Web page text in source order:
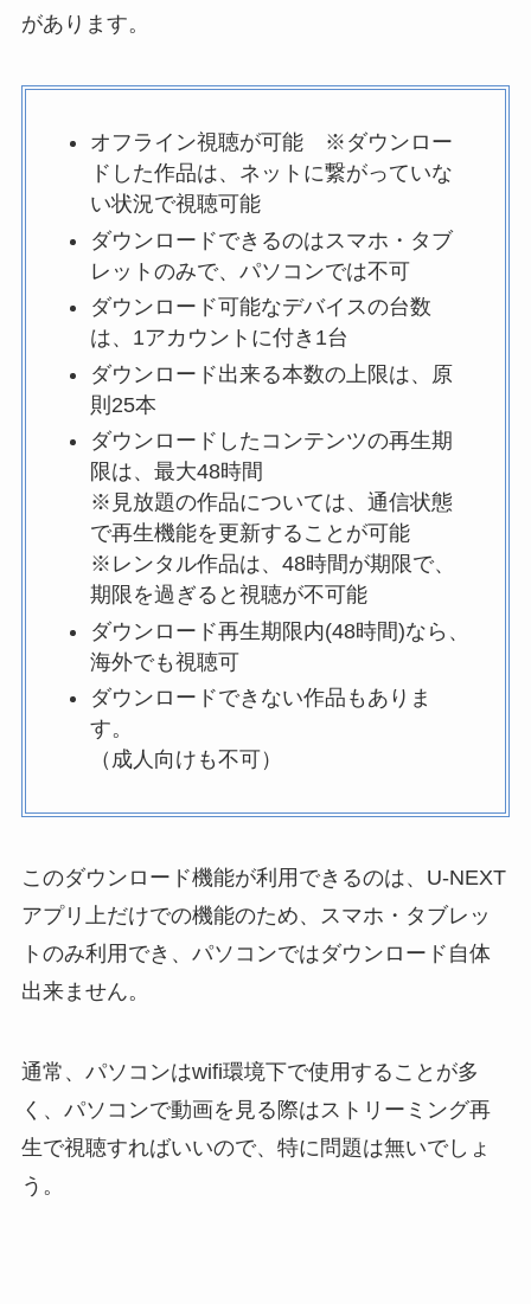
があります。
オフライン視聴が可能 ※ダウンロー
ドした作品は、ネットに繋がっていな
い状況で視聴可能
ダウンロードできるのはスマホ・タブ
レットのみで、パソコンでは不可
ダウンロード可能なデバイスの台数
は、1アカウントに付き1台
ダウンロード出来る本数の上限は、原
則25本
ダウンロードしたコンテンツの再生期
限は、最大48時間
※見放題の作品については、通信状態
で再生機能を更新することが可能
※レンタル作品は、48時間が期限で、
期限を過ぎると視聴が不可能
ダウンロード再生期限内(48時間)なら、
海外でも視聴可
ダウンロードできない作品もありま
す。
（成人向けも不可）
このダウンロード機能が利用できるのは、U-NEXT
アプリ上だけでの機能のため、スマホ・タブレッ
トのみ利用でき、パソコンではダウンロード自体
出来ません。
通常、パソコンはwifi環境下で使用することが多
く、パソコンで動画を見る際はストリーミング再
生で視聴すればいいので、特に問題は無いでしょ
う。